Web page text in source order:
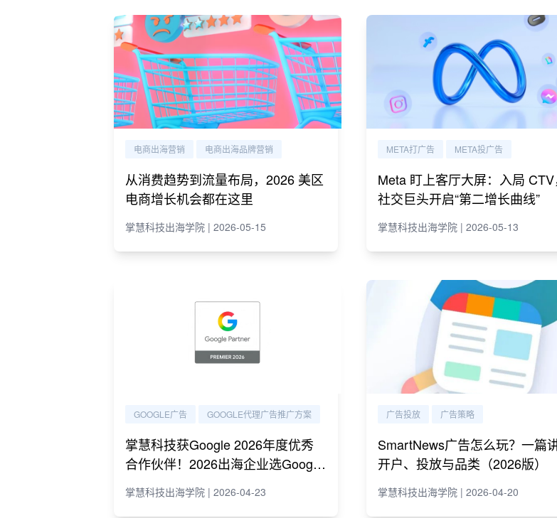
电商出海营销 电商出海品牌营销
从消费趋势到流量布局，2026 美区
电商增长机会都在这里
掌慧科技出海学院 | 2026-05-15
META打广告 META投广告
Meta 盯上客厅大屏：入局 CTV
社交巨头开启“第二增长曲线”
掌慧科技出海学院 | 2026-05-13
GOOGLE广告 GOOGLE代理广告推广方案
掌慧科技获Google 2026年度优秀
合作伙伴！2026出海企业选Google
掌慧科技出海学院 | 2026-04-23
广告投放 广告策略
SmartNews广告怎么玩？一篇
开户、投放与品类（2026版）
掌慧科技出海学院 | 2026-04-20